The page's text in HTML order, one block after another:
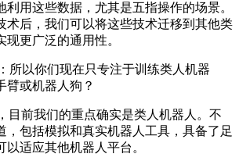
利用这些数据，尤其是五指操作的场景。
术后，我们可以将这些技术迁移到其他类
更广泛的通用性。
以你们现在只专注于训练类人机器
臂或机器人狗？
前我们的重点确实是类人机器人。不
，包括模拟和真实机器人工具，具备了足
适应其他机器人平台。